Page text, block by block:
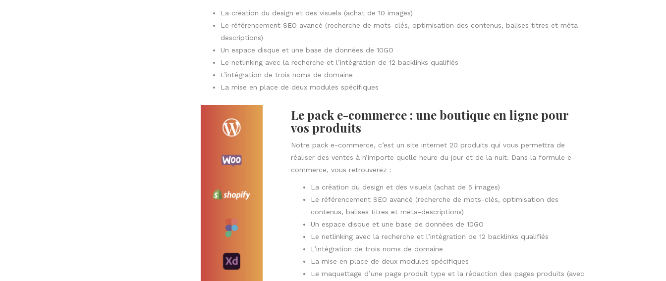
La création du design et des visuels (achat de 10 images)
Le référencement SEO avancé (recherche de mots-clés, optimisation des contenus, balises titres et méta-
descriptions)
Un espace disque et une base de données de 10GO
Le netlinking avec la recherche et l’intégration de 12 backlinks qualifiés
L’intégration de trois noms de domaine
La mise en place de deux modules spécifiques
Le pack e-commerce : uneboutique en lignepour
vos produits
Notre pack e-commerce, c’est un site internet 20 produits qui vous permettra de
réaliser des ventes à n’importe quelle heure du jour et de la nuit. Dans la formule e-
commerce, vous retrouverez :
La création du design et des visuels (achat de 5 images)
Le référencement SEO avancé (recherche de mots-clés, optimisation des
contenus, balises titres et méta-descriptions)
Un espace disque et une base de données de 10GO
Le netlinking avec la recherche et l’intégration de 12 backlinks qualifiés
L’intégration de trois noms de domaine
La mise en place de deux modules spécifiques
Le maquettage d’une page produit type et la rédaction des pages produits (avec